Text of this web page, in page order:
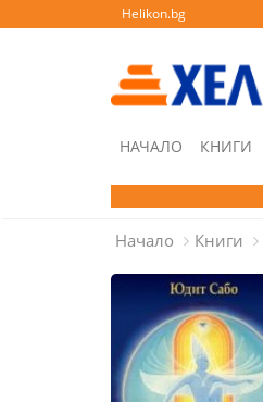
Helikon.bg
НАЧАЛО КНИГИ
Начало Книги